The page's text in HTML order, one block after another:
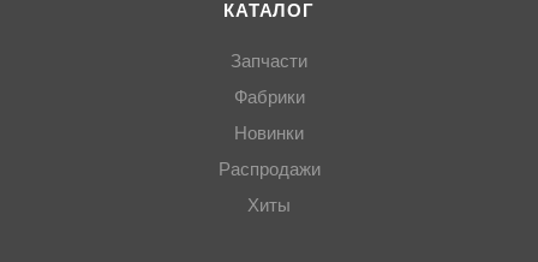
КАТАЛОГ
Запчасти
Фабрики
Новинки
Распродажи
Хиты